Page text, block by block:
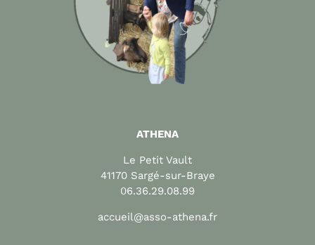
ATHENA
Le Petit Vault
41170 Sargé-sur-Braye
06.36.29.08.99
accueil@asso-athena.fr